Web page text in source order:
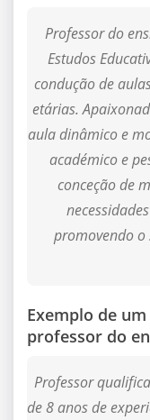
Professor do
Estudos
condução de
etárias.
aula dinâmico e
académico e
conceção de
promovendo o
Exemplo de
professor do
Professor
de 8 anos de